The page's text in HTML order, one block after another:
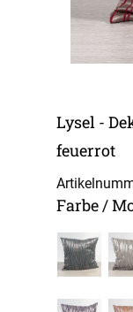
Lysel -
feuerrot
Farbe /